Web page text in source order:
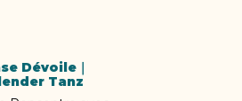
Dévoile｜
Tanz